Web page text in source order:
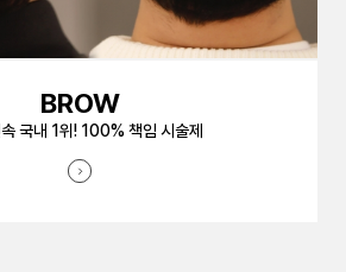
BROW
국내 1위! 100% 책임 시술제